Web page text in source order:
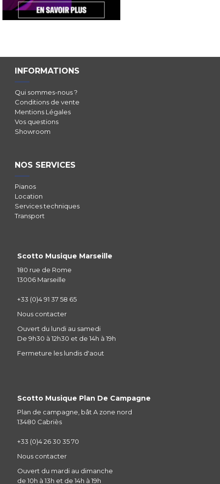
INFORMATIONS
Qui sommes-nous ?
Conditions de vente
Mentions Légales
Vos questions
Showroom
NOS SERVICES
Pianos
Location
Services techniques
Transport
Scotto Musique Marseille
180 rue de Rome
13006 Marseille
+33 (0)4 91 37 58 65
Nous contacter
Ouvert du lundi au samedi
De 9h30 à 12h30 et de 14h à 19h
Fermeture les lundis d'aout
Scotto Musique Plan De Campagne
Plan de campagne, bât A zone nord
13480 Cabriès
+33 (0)4 26 30 35 70
Nous contacter
Ouvert du mardi au dimanche
de 10h à 13h et de 14h à 19h